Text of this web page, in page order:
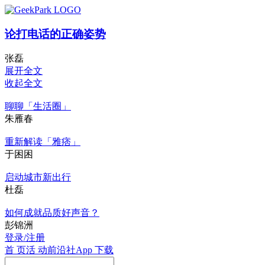
论打电话的正确姿势
张磊
展开全文
收起全文
聊聊「生活圈」
朱雁春
重新解读「雅痞」
于困困
启动城市新出行
杜磊
如何成就品质好声音？
彭锦洲
登录/注册
首 页活 动前沿社App 下载